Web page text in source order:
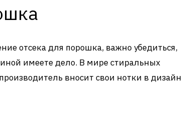
отсека для порошка, важно убедиться,
имеете дело. В мире стиральных
вносит свои нотки в дизайн